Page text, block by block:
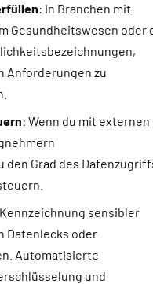
: In Branchen mit
Gesundheitswesen oder
Anforderungen zu
: Wenn du mit externen
den Grad des
sensibler
Datenlecks oder
Automatisierte
und